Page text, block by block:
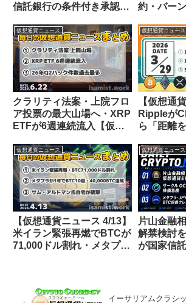
信託銀行の条件付き承認取
3位のBTC保有に・日本の
分離課税の新解釈が話題
約・バー
ネットが
仮想通貨ニュース
クラリティ法案・上院フロ
ア投票の最大山場へ・XRP
ETFが6週連続流入【仮想
仮想通貨ニュース
【仮想通
Rippleが
ら「距離
でXRP需
SIRENが
騰
仮想通貨ニュース
【仮想通貨ニュース 4/13】
米イラン緊張再燃でBTCが
71,000ドル割れ・メタプラ
場を作る」
仮想通貨ニュース
片山金融
解禁検討
が国家信
ュース 26/
イーサリアムクラシ